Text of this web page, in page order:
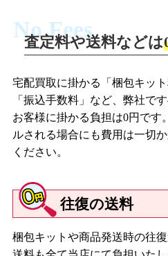
No Fees
査定料や送料などは
宅配買取に掛かる「梱包キッ
「振込手数料」など、弊社で
お客様に掛かる負担は0円です
ルされる場合にも費用は一切
ください。
往復の送料
梱包キットや商品発送時の往